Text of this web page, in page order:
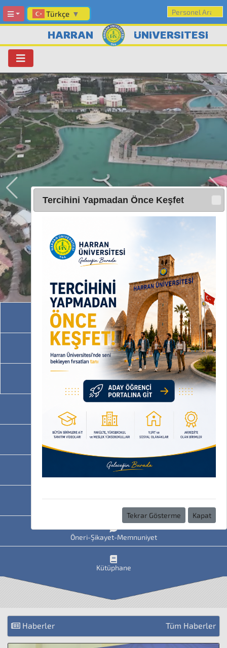
Türkçe ▼
HARRAN ÜNİVERSİTESİ
Akademik Birimler
İdari Birimler
Programlarımız
OBS
HAVİS
Uzaktan Eğitim
Öneri-Şikayet-Memnuniyet
Kütüphane
Haberler Tüm Haberler
Tercihini Yapmadan Önce Keşfet
Tekrar Gösterme Kapat